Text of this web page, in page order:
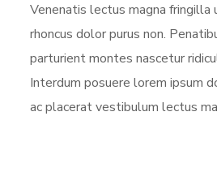
Venenatis lectus magna
rhoncus dolor purus non.
parturient montes nascetur
Interdum posuere lorem ipsum
ac placerat vestibulum lectus